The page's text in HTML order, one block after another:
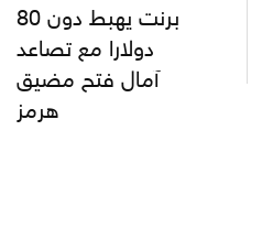
برنت يهبط دون 80
دولارا مع تصاعد
آمال فتح مضيق
هرمز